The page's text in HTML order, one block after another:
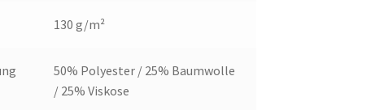
130 g/m²
50% Polyester / 25% Baumwolle
/ 25% Viskose